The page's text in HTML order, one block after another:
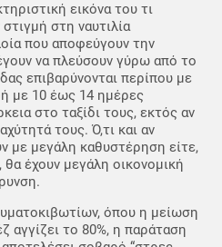
εικόνα του τι
στη ναυτιλία
που αποφεύγουν την
να πλεύσουν γύρω από το
επιβαρύνονται περίπου με
με 10 έως 14 ημέρες
στο ταξίδι τους, εκτός αν
τους. Ό,τι και αν
με μεγάλη καθυστέρηση είτε,
θα έχουν μεγάλη οικονομική
όπου η μείωση
αγγίζει το 80%, η παράταση